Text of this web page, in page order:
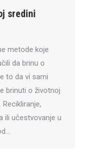
sredini
metode koje
da brinu o
to da vi sami
brinuti o životnoj
ili učestvovanje u